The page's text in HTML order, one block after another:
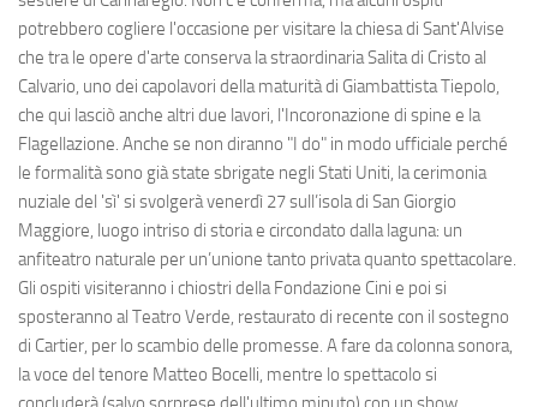
potrebbero cogliere l'occasione per visitare la chiesa di Sant'Alvise
che tra le opere d'arte conserva la straordinaria Salita di Cristo al
Calvario, uno dei capolavori della maturità di Giambattista Tiepolo,
che qui lasciò anche altri due lavori, l'Incoronazione di spine e la
Flagellazione. Anche se non diranno "I do" in modo ufficiale perché
le formalità sono già state sbrigate negli Stati Uniti, la cerimonia
nuziale del 'sì' si svolgerà venerdì 27 sull’isola di San Giorgio
Maggiore, luogo intriso di storia e circondato dalla laguna: un
anfiteatro naturale per un’unione tanto privata quanto spettacolare.
Gli ospiti visiteranno i chiostri della Fondazione Cini e poi si
sposteranno al Teatro Verde, restaurato di recente con il sostegno
di Cartier, per lo scambio delle promesse. A fare da colonna sonora,
la voce del tenore Matteo Bocelli, mentre lo spettacolo si